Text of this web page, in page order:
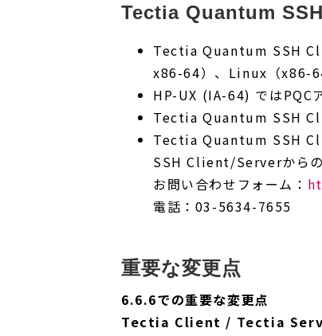
Tectia Quantum
Tectia Quantum SSH
x86-64）、Linux（x86-
HP-UX (IA-64) ではPQC
Tectia Quantum SSH
Tectia Quantum SSH
SSH Client/Serverからの
お問い合わせフォーム：
電話：03-5634-7655
重要な変更点
6.6.6での重要な変更点
Tectia Client / Tectia